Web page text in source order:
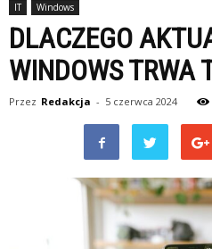
IT Windows
DLACZEGO
WINDOWS TRWA
Przez Redakcja - 5 czerwca 2024